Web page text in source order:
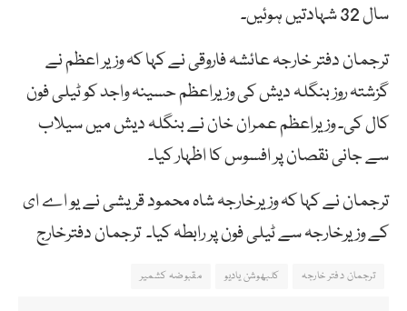
سال 32 شہادتیں ہوئیں۔
ترجمان دفتر خارجہ عائشہ فاروقی نے کہا کہ وزیر اعظم نے
گزشتہ روز بنگلہ دیش کی وزیراعظم حسینہ واجد کو ٹیلی فون
کال کی۔ وزیراعظم عمران خان نے بنگلہ دیش میں سیلاب
سے جانی نقصان پر افسوس کا اظہار کیا۔
ترجمان نے کہا کہ وزیرخارجہ شاہ محمود قریشی نے یو اے ای
کے وزیرخارجہ سے ٹیلی فون پر رابطہ کیا۔ ترجمان دفترخارج
ترجمان دفتر خارجہ کلبھوشن یادیو مقبوضہ کشمیر